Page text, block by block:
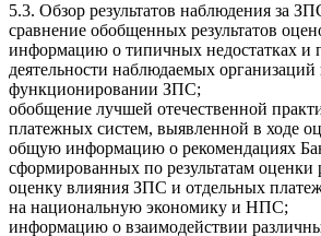
5.3. Обзор результатов наблюдения за
сравнение обобщенных результатов
информацию о типичных недостатках и
деятельности наблюдаемых организаций
функционировании ЗПС;
обобщение лучшей отечественной
платежных систем, выявленной в ходе
общую информацию о рекомендациях
сформированных по результатам
оценку влияния ЗПС и отдельных
на национальную экономику и НПС;
информацию о взаимодействии